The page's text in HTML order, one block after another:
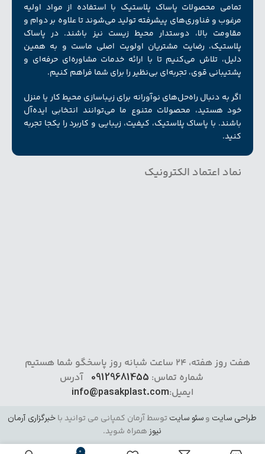
تمامی محصولات پاساک پلاستیک با استفاده از مواد اولیه
مرغوب و فناوری‌های پیشرفته تولید می‌شوند تا علاوه بر دوام و
مقاومت بالا، دوستدار محیط زیست نیز باشند. در پاساک
پلاستیک، رضایت مشتریان اولویت اصلی ماست و به همین
دلیل، تلاش می‌کنیم تا با ارائه خدمات مشاوره‌ای حرفه‌ای و
پشتیبانی قوی، تجربه‌ای بی‌نظیر را برای شما فراهم کنیم.
اگر به دنبال راه‌حل‌های نوآورانه برای زیبا‌سازی محیط کار یا منزل
خود هستید، محصولات متنوع ما می‌توانند انتخابی ایده‌آل
باشند. با پاساک پلاستیک، کیفیت، زیبایی و کاربرد را یکجا تجربه
کنید.
نماد اعتماد الکترونیک
هفت روز هفته، 24 ساعت شبانه روز پاسخگو شما هستیم
شماره تماس: 09129681455 آدرس
ایمیل:info@pasakplast.com
طراحی سایت وسئو سایت توسط آرمان کمپانی می توانید باخبرگزاری آرمان
نیوزهمراه شوید.
0